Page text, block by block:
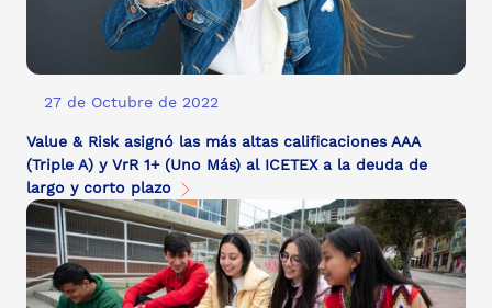
27 de Octubre de 2022
Value & Risk asignó las más altas calificaciones AAA
(Triple A) y VrR 1+ (Uno Más) al ICETEX a la deuda de
largo y corto plazo